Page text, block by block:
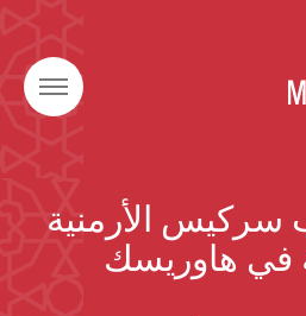
الأرمنية
في هاوريسك